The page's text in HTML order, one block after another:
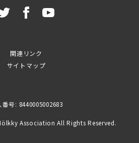
関連リンク
サイトマップ
番号: 8440005002683
Association All Rights Reserved.